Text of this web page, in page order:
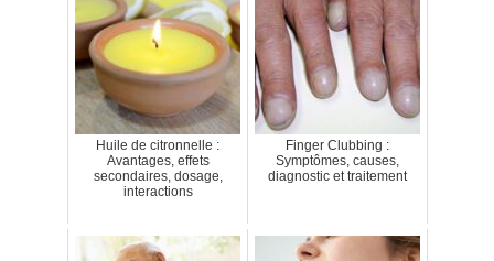
Huile de citronnelle :
Avantages, effets
secondaires, dosage,
interactions
Finger Clubbing :
Symptômes, causes,
diagnostic et traitement